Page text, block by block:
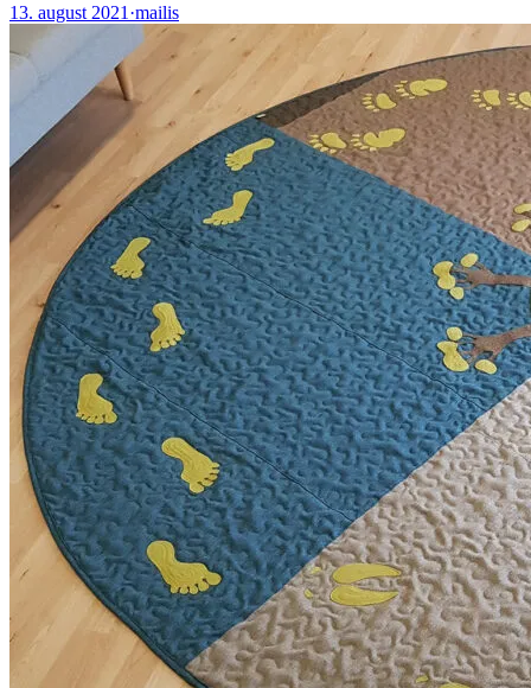
13. august 2021 ·mailis